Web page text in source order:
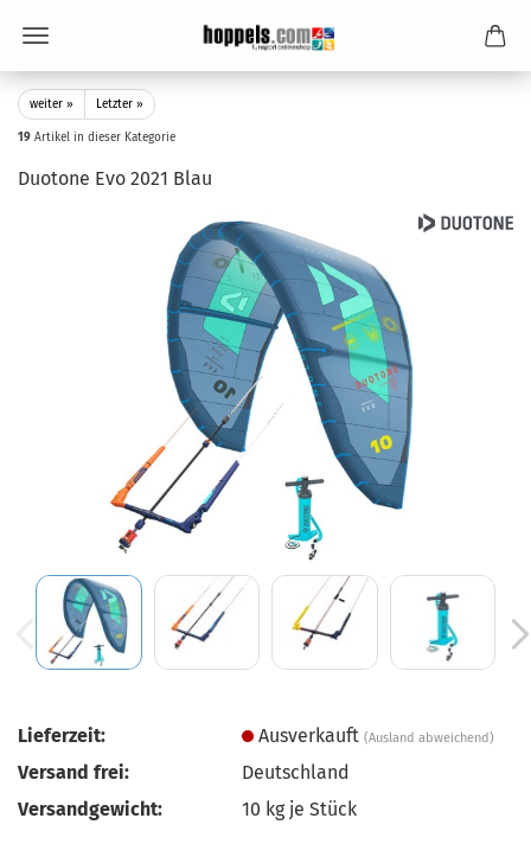
weiter » Letzter »
19 Artikel in dieser Kategorie
Duotone Evo 2021 Blau
Lieferzeit: Ausverkauft(Ausland abweichend)
Versand frei:
Deutschland
Versandgewicht:
10 kg je Stück